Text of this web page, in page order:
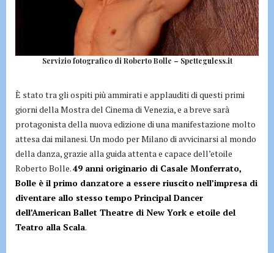
Servizio fotografico di Roberto Bolle – Spetteguless.it
È stato tra gli ospiti più ammirati e applauditi di questi primi
giorni della Mostra del Cinema di Venezia, e a breve sarà
protagonista della nuova edizione di una manifestazione molto
attesa dai milanesi. Un modo per Milano di avvicinarsi al mondo
della danza, grazie alla guida attenta e capace dell’etoile
Roberto Bolle.49 anni originario di Casale Monferrato,
Bolle è il primo danzatore a essere riuscito nell’impresa di
diventare allo stesso tempo Principal Dancer
dell’American Ballet Theatre di New York e etoile del
Teatro alla Scala.